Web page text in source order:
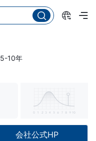
5-10年
会社公式HP